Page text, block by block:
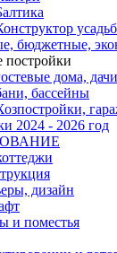
бюджетные,
постройки
дома, дачи
бассейны
2024 - 2026 год
дизайн
и поместья